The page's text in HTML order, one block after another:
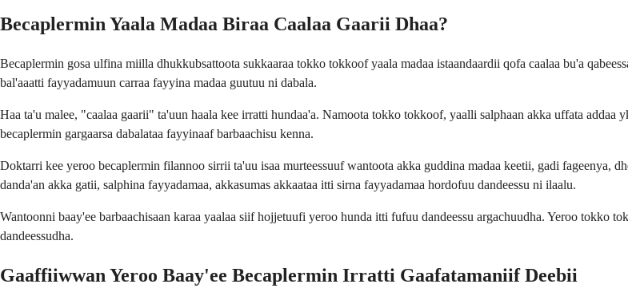
Becaplermin Yaala Madaa Biraa Caalaa Gaarii Dhaa?
Becaplermin gosa ulfina miilla dhukkubsattoota sukkaaraa tokko tokkoof yaala madaa istaandaardii qofa caalaa bu'a
bal'aaatti fayyadamuun carraa fayyina madaa guutuu ni dabala.
Haa ta'u malee, "caalaa gaarii" ta'uun haala kee irratti hundaa'a. Namoota tokko tokkoof, yaalli salphaan akka uffata addaa
becaplermin gargaarsa dabalataa fayyinaaf barbaachisu kenna.
Doktarri kee yeroo becaplermin filannoo sirrii ta'uu isaa murteessuuf wantoota akka guddina madaa keetii, gadi fageenya,
danda'an akka gatii, salphina fayyadamaa, akkasumas akkaataa itti sirna fayyadamaa hordofuu dandeessu ni ilaalu.
Wantoonni baay'ee barbaachisaan karaa yaalaa siif hojjetuufi yeroo hunda itti fufuu dandeessu argachuudha. Yeroo
dandeessudha.
Gaaffiiwwan Yeroo Baay'ee Becaplermin Irratti Gaafatamaniif Deebii